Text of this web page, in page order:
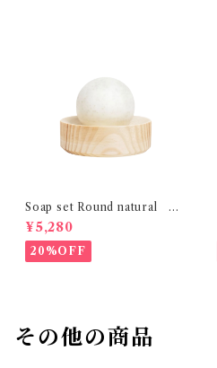
Soap set Round natural H
ETKINEN
¥5,280
20%OFF
その他の商品